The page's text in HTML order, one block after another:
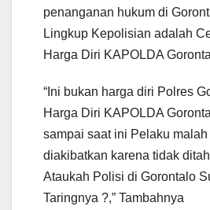
penanganan hukum di
Lingkup Kepolisian adalah
Harga Diri KAPOLDA
“Ini bukan harga diri Polres
Harga Diri KAPOLDA
sampai saat ini Pelaku
diakibatkan karena tidak
Ataukah Polisi di Gorontalo
Taringnya ?,” Tambahnya